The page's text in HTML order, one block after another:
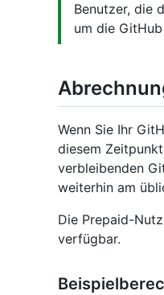
Benutzer, die
um die
Wenn Sie Ihr
diesem
verbleibenden
weiterhin am
Die Prepaid-
verfügbar.